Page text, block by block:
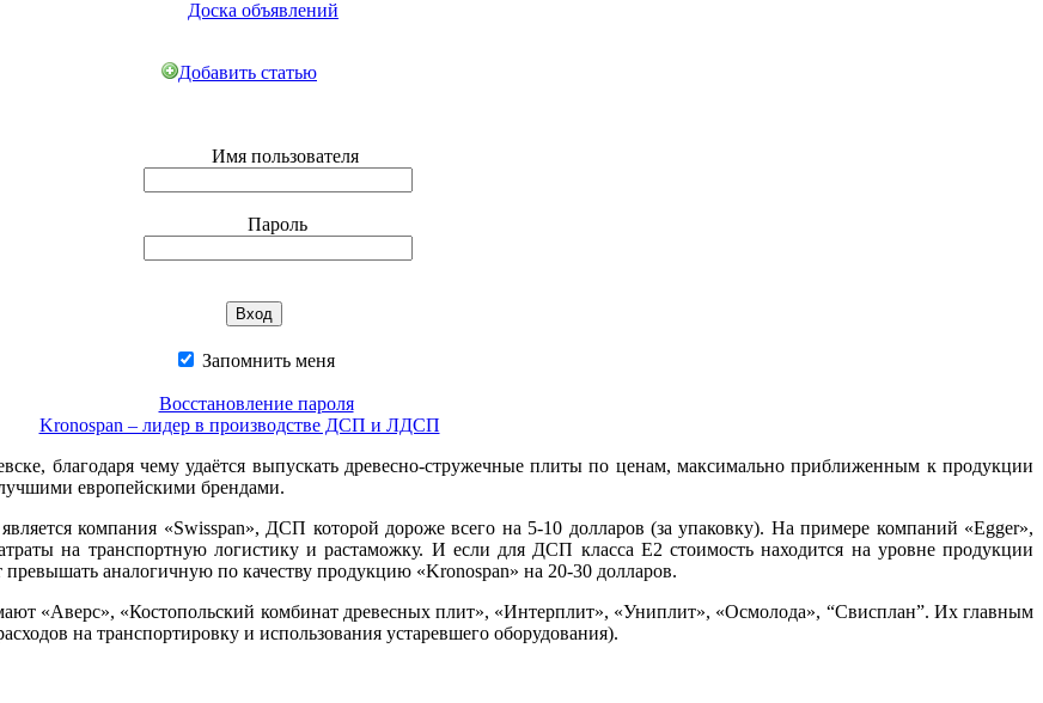
Доска объявлений
Добавить статью
Имя пользователя
Пароль
Запомнить меня
Восстановление пароля
Kronospan – лидер в производстве ДСП и ЛДСП
благодаря чему удаётся выпускать древесно-стружечные плиты по ценам, максимально приближенным к продукции
европейскими брендами.
компания «Swisspan», ДСП которой дороже всего на 5-10 долларов (за упаковку). На примере компаний «Egger»,
на транспортную логистику и растаможку. И если для ДСП класса Е2 стоимость находится на уровне продукции
аналогичную по качеству продукцию «Kronospan» на 20-30 долларов.
«Аверс», «Костопольский комбинат древесных плит», «Интерплит», «Униплит», «Осмолода», “Свисплан”. Их главным
на транспортировку и использования устаревшего оборудования).